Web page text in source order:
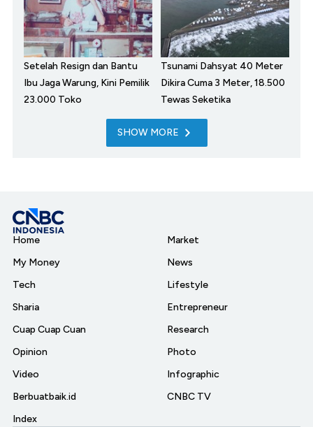
Setelah Resign dan Bantu
Ibu Jaga Warung, Kini Pemilik
23.000 Toko
Tsunami Dahsyat 40 Meter
Dikira Cuma 3 Meter, 18.500
Tewas Seketika
SHOW MORE
Home
My Money
Tech
Sharia
Cuap Cuap Cuan
Opinion
Video
Berbuatbaik.id
Index
Market
News
Lifestyle
Entrepreneur
Research
Photo
Infographic
CNBC TV